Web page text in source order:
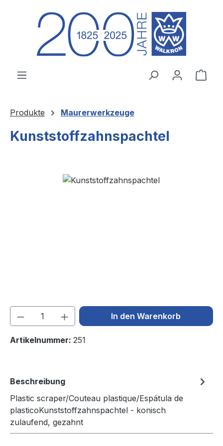
Zum Hauptinhalt springen
Produkte Maurerwerkzeuge
Kunststoffzahnspachtel
Bildergalerie überspringen
Produkt Anzahl: Gib denIn den Warenkorb
Artikelnummer: 251
Beschreibung
Plastic scraper/Couteau plastique/Espátula de
plasticoKunststoffzahnspachtel - konisch
zulaufend, gezahnt